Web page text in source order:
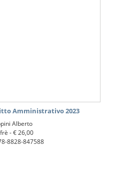
Amministrativo 2023
Alberto
-€ 26,00
8828-847588